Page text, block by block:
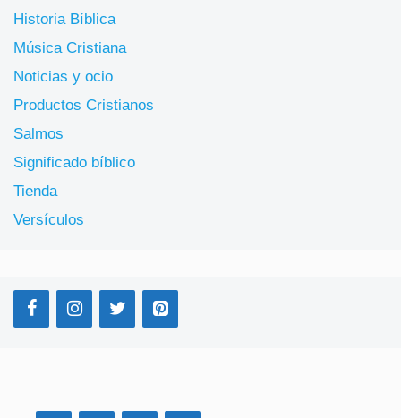
Historia Bíblica
Música Cristiana
Noticias y ocio
Productos Cristianos
Salmos
Significado bíblico
Tienda
Versículos